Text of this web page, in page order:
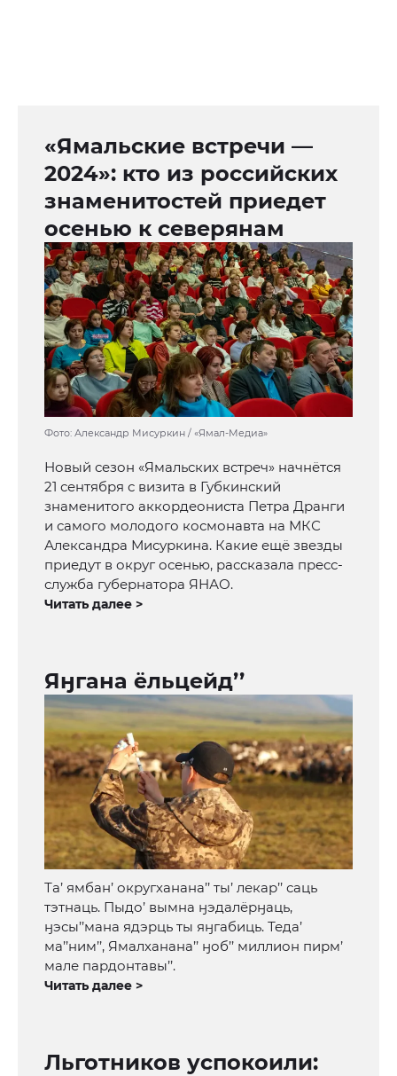
«Ямальские встречи —
2024»: кто из российских
знаменитостей приедет
осенью к северянам
Фото: Александр Мисуркин / «Ямал-Медиа»
Новый сезон «Ямальских встреч» начнётся
21 сентября с визита в Губкинский
знаменитого аккордеониста Петра Дранги
и самого молодого космонавта на МКС
Александра Мисуркина. Какие ещё звезды
приедут в округ осенью, рассказала пресс-
служба губернатора ЯНАО.
Читать далее >
Яӈгана ёльцейд’’
Та’ ямбан’ округханана’’ ты’ лекар’’ саць
тэтнаць. Пыдо’ вымна ӈэдалёрӈаць,
ӈэсы’’мана ядэрць ты яӈгабиць. Теда’
ма’’ним’’, Ямалханана’’ ӈоб’’ миллион пирм’
мале пардонтавы’’.
Читать далее >
Льготников успокоили: